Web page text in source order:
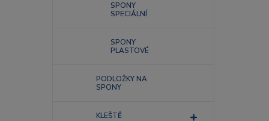
SPONY
SPECIÁLNÍ
SPONY
PLASTOVÉ
PODLOŽKY NA
SPONY
KLEŠTĚ